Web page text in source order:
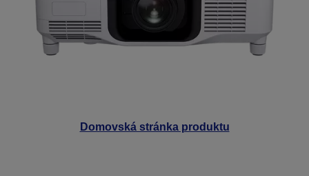
Domovská stránka produktu